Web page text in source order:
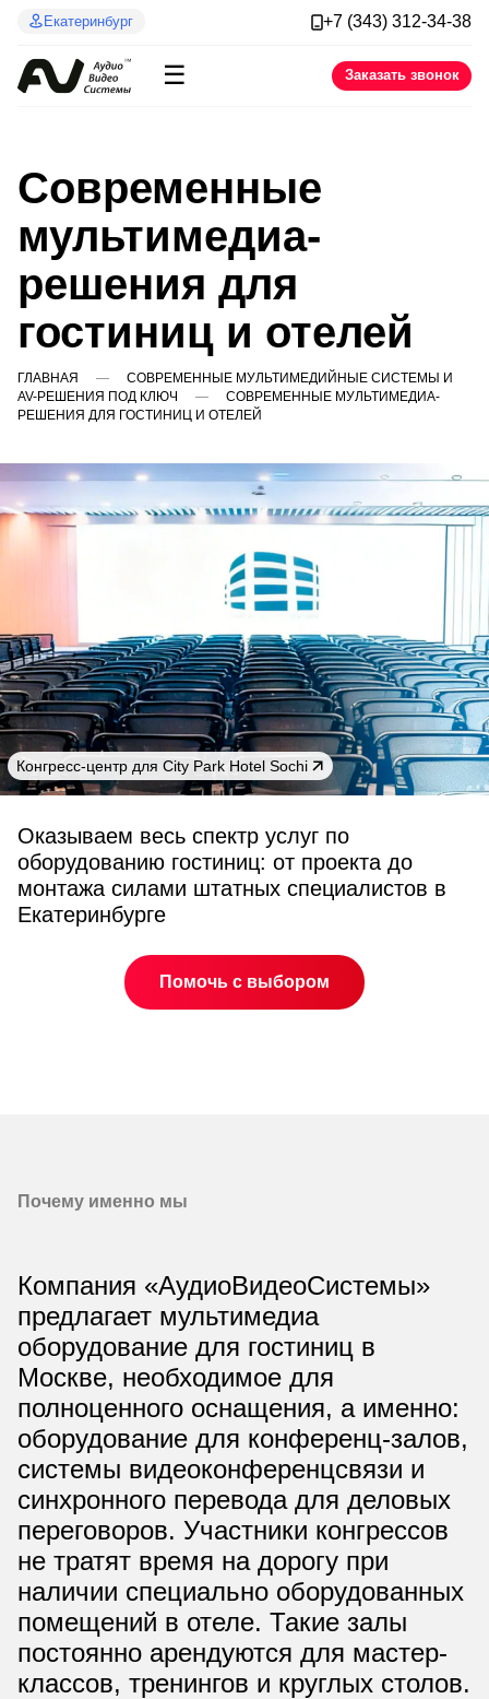
Екатеринбург +7 (343) 312-34-38
☰ Заказать звонок
Современные
мультимедиа-
решения для
гостиниц и отелей
ГЛАВНАЯ
СОВРЕМЕННЫЕ МУЛЬТИМЕДИЙНЫЕ СИСТЕМЫ И
AV-РЕШЕНИЯ ПОД КЛЮЧ
СОВРЕМЕННЫЕ МУЛЬТИМЕДИА-
РЕШЕНИЯ ДЛЯ ГОСТИНИЦ И ОТЕЛЕЙ
Конгресс-центр для City Park Hotel Sochi
Оказываем весь спектр услуг по
оборудованию гостиниц: от проекта до
монтажа силами штатных специалистов в
Екатеринбурге
Помочь с выбором
Почему именно мы
Компания «АудиоВидеоСистемы»
предлагает мультимедиа
оборудование для гостиниц в
Москве, необходимое для
полноценного оснащения, а именно:
оборудование для конференц-залов,
системы видеоконференцсвязи и
синхронного перевода для деловых
переговоров. Участники конгрессов
не тратят время на дорогу при
наличии специально оборудованных
помещений в отеле. Такие залы
постоянно арендуются для мастер-
классов, тренингов и круглых столов.